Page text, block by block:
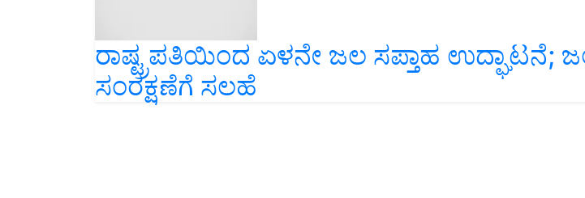
ರಾಷ್ಟ್ರಪತಿಯಿಂದ ಏಳನೇ ಜಲ ಸಪ್ತಾಹ ಉದ್ಘಾಟನೆ; ಜಲ
ಸಂರಕ್ಷಣೆಗೆ ಸಲಹೆ